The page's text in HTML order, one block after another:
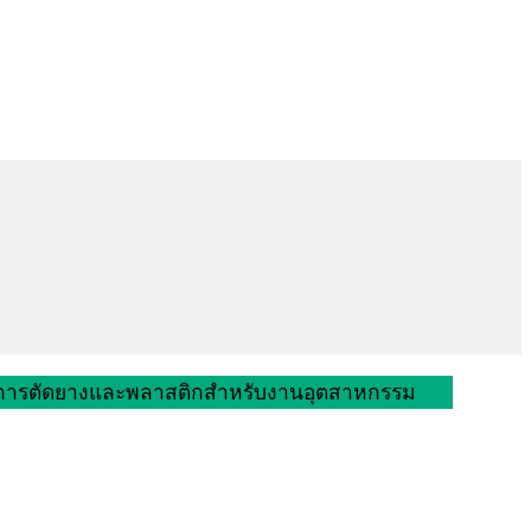
ารตัดยางและพลาสติกสำหรับงานอุตสาหกรรม